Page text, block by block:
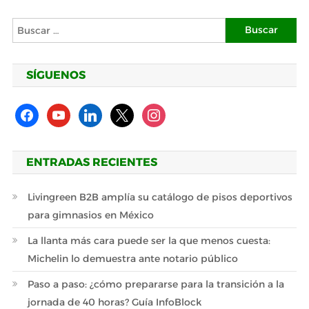
Buscar:
SÍGUENOS
facebookyoutubelinkedin
x instagram
ENTRADAS RECIENTES
Livingreen B2B amplía su catálogo de pisos deportivos
para gimnasios en México
La llanta más cara puede ser la que menos cuesta:
Michelin lo demuestra ante notario público
Paso a paso: ¿cómo prepararse para la transición a la
jornada de 40 horas? Guía InfoBlock